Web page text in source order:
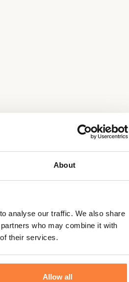
About
analyse our traffic. We also share
who may combine it with
their services.
Allow all